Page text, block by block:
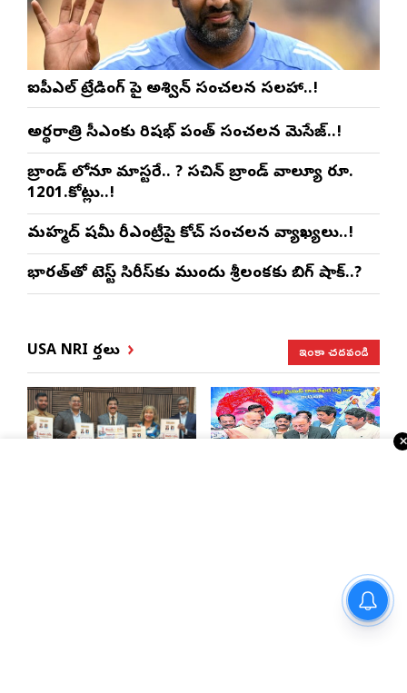
ఐపీఎల్ ట్రేడింగ్ పై అశ్విన్ సంచలన సలహా..!
అర్థరాత్రి సీఎంకు రిషభ్ పంత్ సంచలన మెసేజ్..!
బ్రాండ్ లోనూ మాస్టరే.. ? సచిన్ బ్రాండ్ వాల్యూ రూ.
1201.కోట్లు..!
మహ్మద్ షమీ రీఎంట్రీపై కోచ్ సంచలన వ్యాఖ్యలు..!
భారత్‌తో టెస్ట్ సిరీస్‌కు ముందు శ్రీలంకకు బిగ్ షాక్..?
USA NRI వార్తలు ఇంకా చదవండి